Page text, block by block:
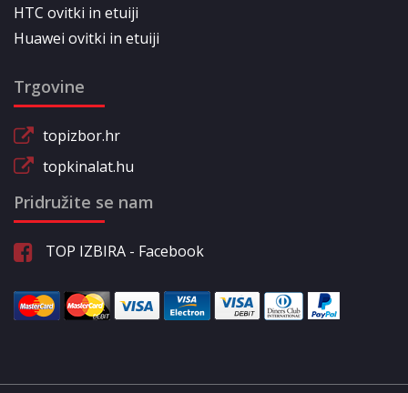
HTC ovitki in etuiji
Huawei ovitki in etuiji
Trgovine
topizbor.hr
topkinalat.hu
Pridružite se nam
TOP IZBIRA - Facebook